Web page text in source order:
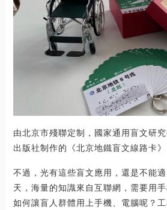
由北京市殘聯定制，國家通用盲文研
出版社制作的《北京地鐵盲文線路卡》
不過，光有這些盲文應用，還是不能
天，海量的知識來自互聯網，需要用手
如何讓盲人群體用上手機、電腦呢？